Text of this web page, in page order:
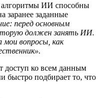
алгоритмы ИИ способны
заранее заданные
перед основным
должен занять ИИ.
вопросы, как
доступ ко всем данным
быстро подбирает то, что